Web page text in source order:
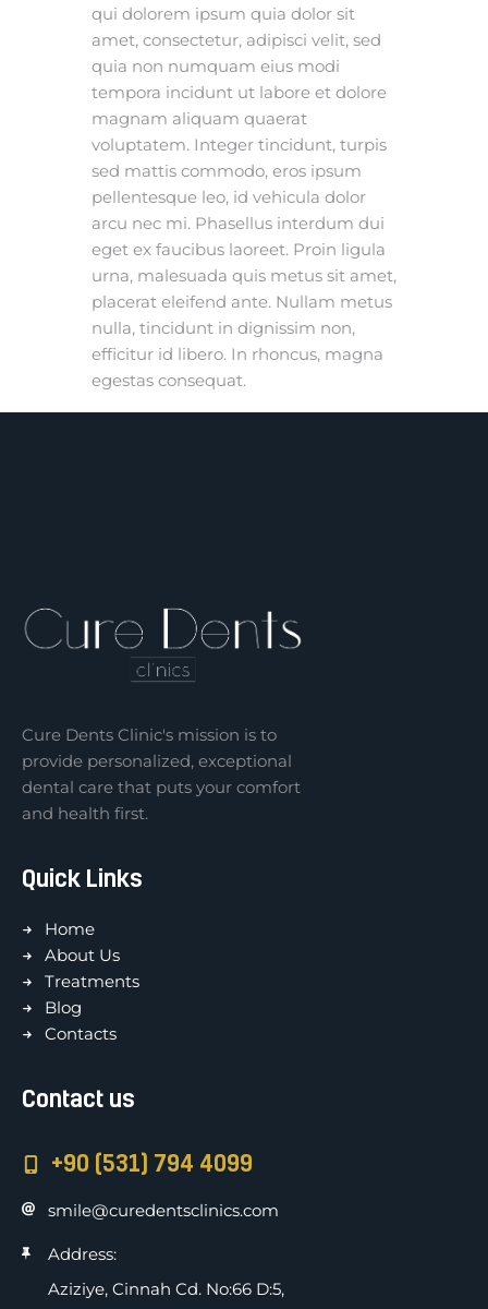
qui dolorem ipsum quia dolor sit
amet, consectetur, adipisci velit, sed
quia non numquam eius modi
tempora incidunt ut labore et dolore
magnam aliquam quaerat
voluptatem. Integer tincidunt, turpis
sed mattis commodo, eros ipsum
pellentesque leo, id vehicula dolor
arcu nec mi. Phasellus interdum dui
eget ex faucibus laoreet. Proin ligula
urna, malesuada quis metus sit amet,
placerat eleifend ante. Nullam metus
nulla, tincidunt in dignissim non,
efficitur id libero. In rhoncus, magna
egestas consequat.
Cure Dents Clinic's mission is to
provide personalized, exceptional
dental care that puts your comfort
and health first.
Quick Links
Home
About Us
Treatments
Blog
Contacts
Contact us
+90 (531) 794 4099
smile@curedentsclinics.com
Address:
Aziziye, Cinnah Cd. No:66 D:5,